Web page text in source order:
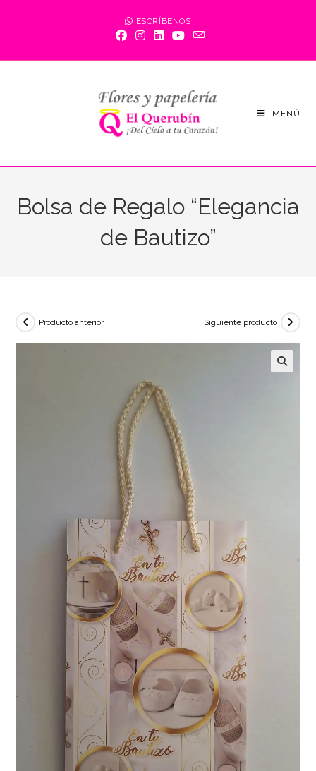
ESCRÍBENOS
MENÚ
Bolsa de Regalo “Elegancia
de Bautizo”
Producto anterior Siguiente producto